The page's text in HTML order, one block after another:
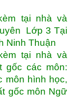
tại nhà và
Lớp 3 Tại
Ninh Thuận
tại nhà và
gốc các môn:
môn hình học,
gốc môn Ngữ